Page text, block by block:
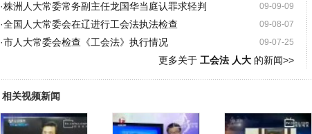
09-09-09
·株洲人大常委常务副主任龙国华当庭认罪求轻判
09-08-07
·全国人大常委会在辽进行工会法执法检查
09-07-25
·市人大常委会检查《工会法》执行情况
更多关于 工会法 人大的新闻>>
相关视频新闻